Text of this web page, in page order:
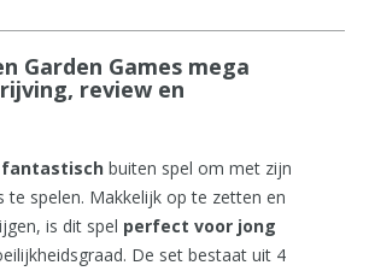
Garden Games mega
review en
fantastisch buiten spel om met zijn
spelen. Makkelijk op te zetten en
is dit spel perfect voor jong
De set bestaat uit 4